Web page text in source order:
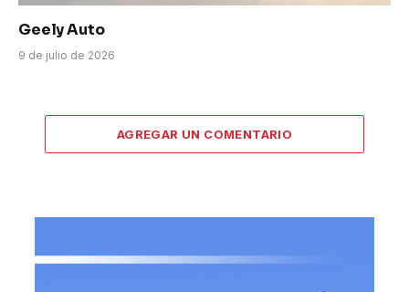
Geely Auto
9 de julio de 2026
AGREGAR UN COMENTARIO